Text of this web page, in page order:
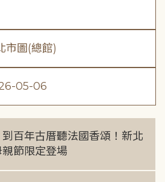
市圖(總館)
05-06
到百年古厝聽法國香頌！新北
節限定登場